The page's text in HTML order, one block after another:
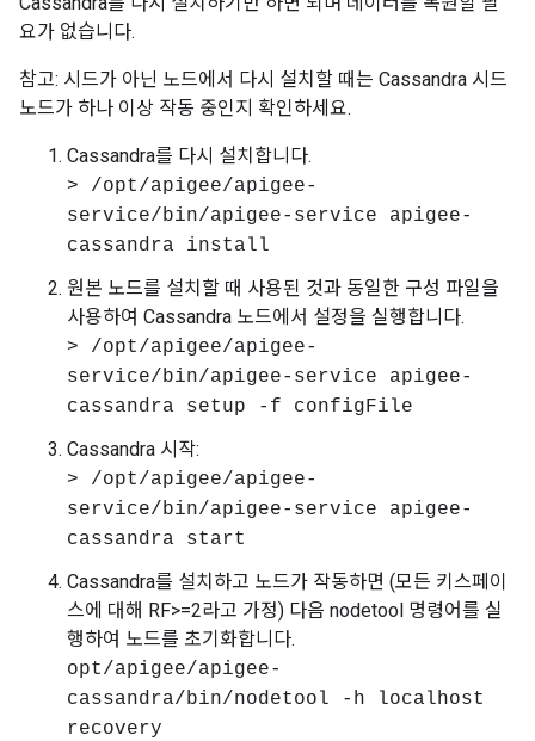
요가 없습니다.
참고: 시드가 아닌 노드에서 다시 설치할 때는 Cassandra 시드
노드가 하나 이상 작동 중인지 확인하세요.
Cassandra를 다시 설치합니다.
> /opt/apigee/apigee-
service/bin/apigee-service apigee-
cassandra install
원본 노드를 설치할 때 사용된 것과 동일한 구성 파일을
사용하여 Cassandra 노드에서 설정을 실행합니다.
> /opt/apigee/apigee-
service/bin/apigee-service apigee-
cassandra setup -f configFile
Cassandra 시작:
> /opt/apigee/apigee-
service/bin/apigee-service apigee-
cassandra start
Cassandra를 설치하고 노드가 작동하면 (모든 키스페이
스에 대해 RF>=2라고 가정) 다음 nodetool 명령어를 실
행하여 노드를 초기화합니다.
opt/apigee/apigee-
cassandra/bin/nodetool -h localhost
recovery